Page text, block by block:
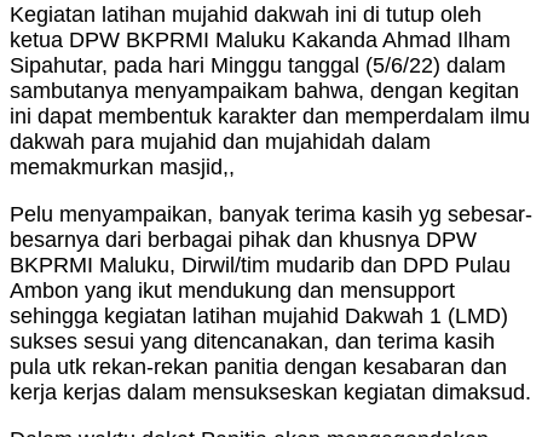
Kegiatan latihan mujahid dakwah ini di tutup oleh
ketua DPW BKPRMI Maluku Kakanda Ahmad Ilham
Sipahutar, pada hari Minggu tanggal (5/6/22) dalam
sambutanya menyampaikam bahwa, dengan kegitan
ini dapat membentuk karakter dan memperdalam ilmu
dakwah para mujahid dan mujahidah dalam
memakmurkan masjid,,
Pelu menyampaikan, banyak terima kasih yg sebesar-
besarnya dari berbagai pihak dan khusnya DPW
BKPRMI Maluku, Dirwil/tim mudarib dan DPD Pulau
Ambon yang ikut mendukung dan mensupport
sehingga kegiatan latihan mujahid Dakwah 1 (LMD)
sukses sesui yang ditencanakan, dan terima kasih
pula utk rekan-rekan panitia dengan kesabaran dan
kerja kerjas dalam mensukseskan kegiatan dimaksud.